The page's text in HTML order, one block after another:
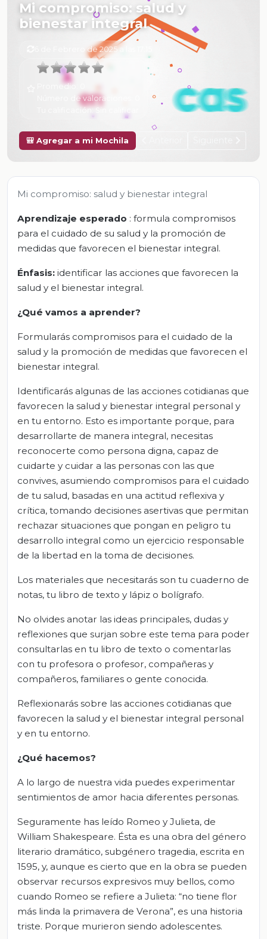
Mi compromiso: salud y
bienestar integral
6 de Febrero de 2025 a las 17:15
Promedio:
Número de valoraciones:
Tu calificación:
Sin calificar
🎒 Agregar a mi Mochila
Mi compromiso: salud y bienestar integral
Aprendizaje esperado : formula compromisos
para el cuidado de su salud y la promoción de
medidas que favorecen el bienestar integral.
Énfasis: identificar las acciones que favorecen la
salud y el bienestar integral.
¿Qué vamos a aprender?
Formularás compromisos para el cuidado de la
salud y la promoción de medidas que favorecen el
bienestar integral.
Identificarás algunas de las acciones cotidianas que
favorecen la salud y bienestar integral personal y
en tu entorno. Esto es importante porque, para
desarrollarte de manera integral, necesitas
reconocerte como persona digna, capaz de
cuidarte y cuidar a las personas con las que
convives, asumiendo compromisos para el cuidado
de tu salud, basadas en una actitud reflexiva y
crítica, tomando decisiones asertivas que permitan
rechazar situaciones que pongan en peligro tu
desarrollo integral como un ejercicio responsable
de la libertad en la toma de decisiones.
Los materiales que necesitarás son tu cuaderno de
notas, tu libro de texto y lápiz o bolígrafo.
No olvides anotar las ideas principales, dudas y
reflexiones que surjan sobre este tema para poder
consultarlas en tu libro de texto o comentarlas
con tu profesora o profesor, compañeras y
compañeros, familiares o gente conocida.
Reflexionarás sobre las acciones cotidianas que
favorecen la salud y el bienestar integral personal
y en tu entorno.
¿Qué hacemos?
A lo largo de nuestra vida puedes experimentar
sentimientos de amor hacia diferentes personas.
Seguramente has leído Romeo y Julieta, de
William Shakespeare. Ésta es una obra del género
literario dramático, subgénero tragedia, escrita en
1595, y, aunque es cierto que en la obra se pueden
observar recursos expresivos muy bellos, como
cuando Romeo se refiere a Julieta: “no tiene flor
más linda la primavera de Verona”, es una historia
triste. Porque murieron siendo adolescentes.